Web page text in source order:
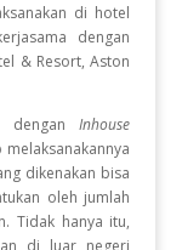
di hotel
dengan
& Resort, Aston
denganInhouse
dikenakan bisa
oleh jumlah
Tidak hanya itu,
di luar negeri